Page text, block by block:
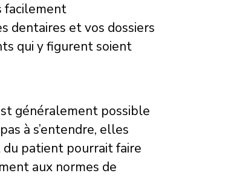
facilement
dentaires et vos dossiers
qui y figurent soient
généralement possible
à s’entendre, elles
du patient pourrait faire
aux normes de